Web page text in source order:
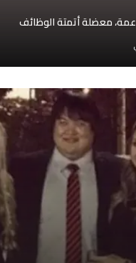
معضلة أتمتة الوظائف